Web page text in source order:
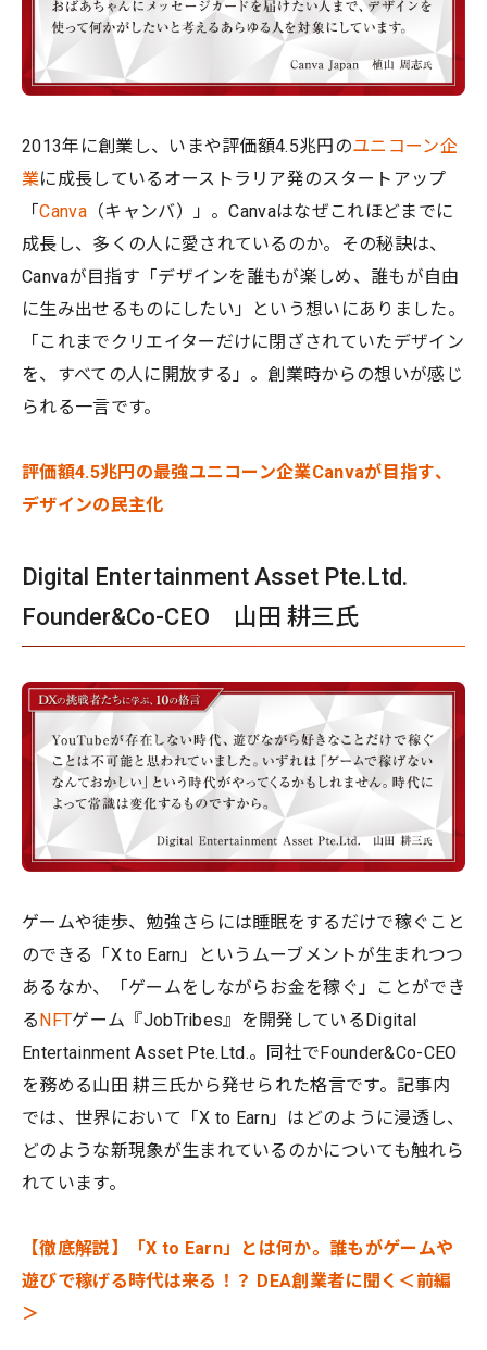
2013年に創業し、いまや評価額4.5兆円のユニコーン企
業​に成長しているオーストラリア発のスタートアップ
「Canva（キャンバ）」。Canvaはなぜこれほどまでに
成長し、多くの人に愛されているのか。その秘訣は、
Canvaが目指す「デザインを誰もが楽しめ、誰もが自由
に生み出せるものにしたい」という想いにありました。
「これまでクリエイターだけに閉ざされていたデザイン
を、すべての人に開放する」。創業時からの想いが感じ
られる一言です。
評価額4.5兆円の最強ユニコーン企業Canvaが目指す、
デザインの民主化
Digital Entertainment Asset Pte.Ltd.
Founder&Co-CEO 山田 耕三氏
ゲームや徒歩、勉強さらには睡眠をするだけで稼ぐこと
のできる「X to Earn」というムーブメントが生まれつつ
あるなか、「ゲームをしながらお金を稼ぐ」ことができ
る NFTゲーム『JobTribes』を開発しているDigital
Entertainment Asset Pte.Ltd.。同社でFounder&Co-CEO
を務める山田 耕三氏から発せられた格言です。記事内
では、世界において「X to Earn」はどのように浸透し、
どのような新現象が生まれているのかについても触れら
れています。
【徹底解説】「X to Earn」とは何か。誰もがゲームや
遊びで稼げる時代は来る！？ DEA創業者に聞く＜前編
＞